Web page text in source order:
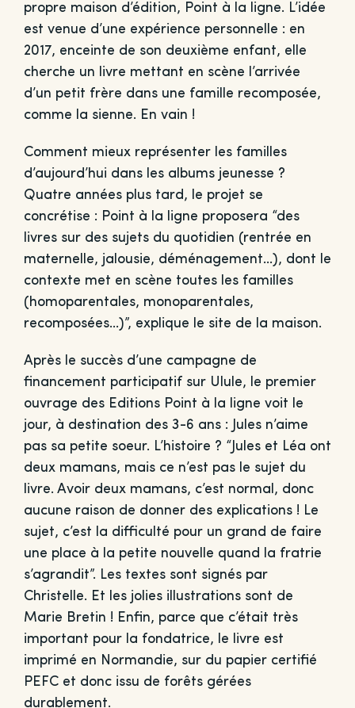
propre maison d’édition, Point à la ligne. L’idée
est venue d’une expérience personnelle : en
2017, enceinte de son deuxième enfant, elle
cherche un livre mettant en scène l’arrivée
d’un petit frère dans une famille recomposée,
comme la sienne. En vain !
Comment mieux représenter les familles
d’aujourd’hui dans les albums jeunesse ?
Quatre années plus tard, le projet se
concrétise : Point à la ligne proposera “des
livres sur des sujets du quotidien (rentrée en
maternelle, jalousie, déménagement…), dont le
contexte met en scène toutes les familles
(homoparentales, monoparentales,
recomposées…)”, explique le site de la maison.
Après le succès d’une campagne de
financement participatif sur Ulule, le premier
ouvrage des Editions Point à la ligne voit le
jour, à destination des 3-6 ans : Jules n’aime
pas sa petite soeur. L’histoire ? “Jules et Léa ont
deux mamans, mais ce n’est pas le sujet du
livre. Avoir deux mamans, c’est normal, donc
aucune raison de donner des explications ! Le
sujet, c’est la difficulté pour un grand de faire
une place à la petite nouvelle quand la fratrie
s’agrandit”. Les textes sont signés par
Christelle. Et les jolies illustrations sont de
Marie Bretin ! Enfin, parce que c’était très
important pour la fondatrice, le livre est
imprimé en Normandie, sur du papier certifié
PEFC et donc issu de forêts gérées
durablement.